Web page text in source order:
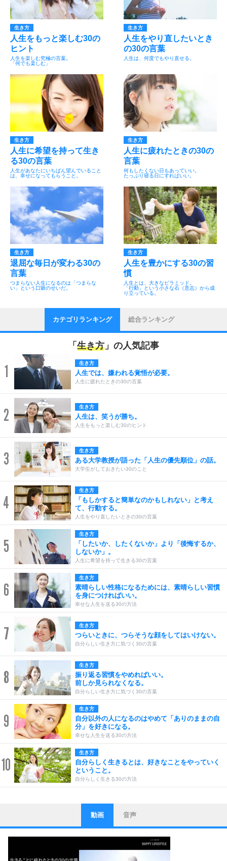
生き方
人生をもっと楽しむ30の
ヒント
人生を楽しむ究極の言葉。
「何でも楽しむ」
生き方
人生をやり直したいとき
の30の言葉
人生は、何度でもやり直せる。
生き方
人生に希望を持って生き
る30の言葉
人生があなたにいちばん望んでいること
は、幸せになってもらうこと。
生き方
人生に疲れたときの30の
言葉
何もしたくない日もあっていい。
たっぷり寝る日にすればいい。
生き方
退屈な毎日が変わる30の
言葉
つまらない人生になるのは「つまらな
い」という口癖のせいだ。
生き方
人生を豊かにする30の習
慣
人生とは、大きなピラミッド。
「行動」という小さな石（意志）から成
り立っている。
カテゴリランキング 総合ランキング
「 生き方 」の人気記事
1 生き方
人生では、嫌われる覚悟が必要。
人生に疲れたときの30の言葉
2 生き方
人生は、笑うが勝ち。
人生をもっと楽しむ30のヒント
3 生き方
ある大学教授が語った「人生の優先順位」の話。
大学生がしておきたい30のこと
4
生き方
「もしかすると簡単なのかもしれない」と考え
て、行動する。
人生をやり直したいときの30の言葉
5
生き方
「したいか、したくないか」より「後悔するか、
しないか」。
人生に希望を持って生きる30の言葉
6
生き方
素晴らしい性格になるためには、素晴らしい習慣
を身につければいい。
幸せな人生を送る30の方法
7 生き方
つらいときに、つらそうな顔をしてはいけない。
自分らしい生き方に気づく30の言葉
8
生き方
振り返る習慣をやめればいい。
前しか見られなくなる。
自分らしい生き方に気づく30の言葉
9
生き方
自分以外の人になるのはやめて「ありのままの自
分」を好きになる。
幸せな人生を送る30の方法
10
生き方
自分らしく生きるとは、好きなことをやっていく
ということ。
自分らしく生きる30の方法
1
ストレス対策
他人と比べない。
いっそのこと、他人を見ない。
いらいらしない人になる30の方法
動画 音声